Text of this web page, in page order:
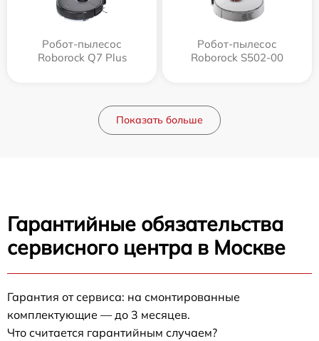
Робот-пылесос
Roborock Q7 Plus
Робот-пылесос
Roborock S502-00
Показать больше
Гарантийные обязательства
сервисного центра в Москве
Гарантия от сервиса: на смонтированные
комплектующие — до 3 месяцев.
Что считается гарантийным случаем?